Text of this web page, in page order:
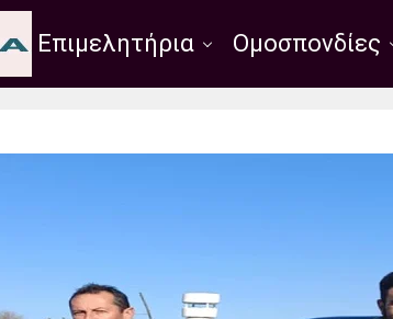
Επιμελητήρια Ομοσπονδίες